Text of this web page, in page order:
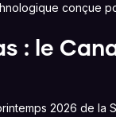
conçue
: le
2026 de la